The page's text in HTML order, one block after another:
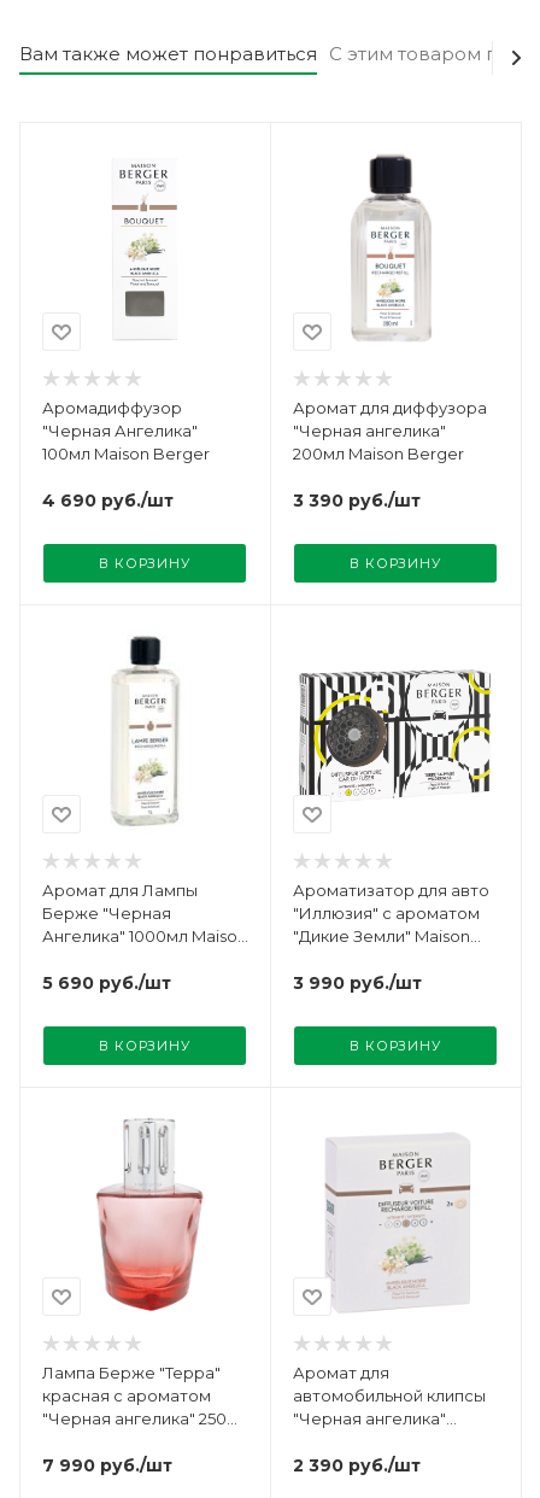
Вам также может понравиться С этим товаром
Аромадиффузор
"Черная Ангелика"
100мл Maison Berger
4 690 руб./шт
В КОРЗИНУ
Аромат для диффузора
"Черная ангелика"
200мл Maison Berger
3 390 руб./шт
В КОРЗИНУ
Аромат для Лампы
Берже "Черная
Ангелика" 1000мл Maison
5 690 руб./шт
В КОРЗИНУ
Ароматизатор для авто
"Иллюзия" с ароматом
"Дикие Земли" Maison
3 990 руб./шт
В КОРЗИНУ
Лампа Берже "Терра"
красная с ароматом
"Черная ангелика" 250мл
7 990 руб./шт
Аромат для
автомобильной клипсы
"Черная ангелика"
2 390 руб./шт